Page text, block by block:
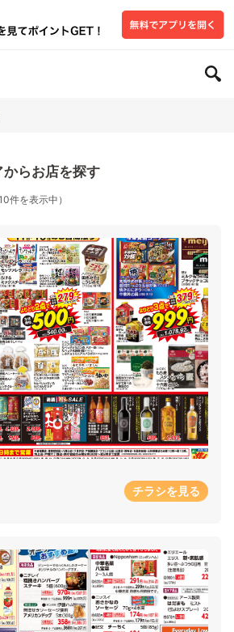
らお店を探す
件を表示中）
チラシを見る